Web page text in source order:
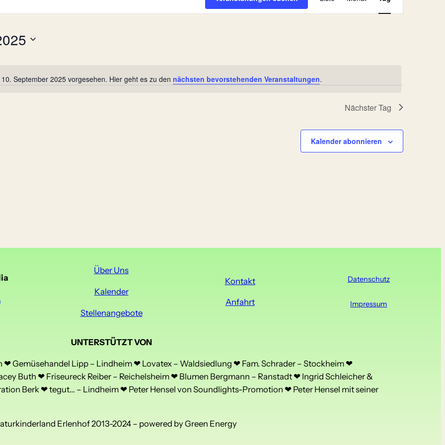
Hinweis
September 2025 vorgesehen. Hier geht es zu den nächsten bevorstehenden Veranstaltungen.
Ansichten-
Nächster Tag
Kalender abonnieren
Über Uns
Kalender
Stellenangebote
Kontakt
Anfahrt
Datenschutz
Impressum
UNTERSTÜTZT VON
Gemüsehandel Lipp – Lindheim ❤ Lovatex – Waldsiedlung ❤ Fam. Schrader – Stockheim ❤
Buth ❤ Friseureck Reiber – Reichelsheim ❤ Blumen Bergmann – Ranstadt ❤ Ingrid Schleicher &
Berk ❤ tegut… – Lindheim ❤ Peter Hensel von Soundlights-Promotion ❤ Peter Hensel mit seiner
Erlenhof 2013-2024 – powered by Green Energy